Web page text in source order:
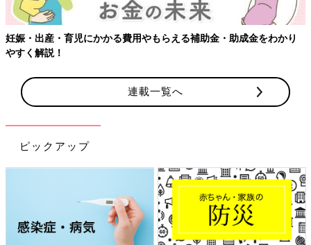
妊娠・出産・育児にかかる費用やもらえる補助金・助成金をわかり
やすく解説！
連載一覧へ
ピックアップ